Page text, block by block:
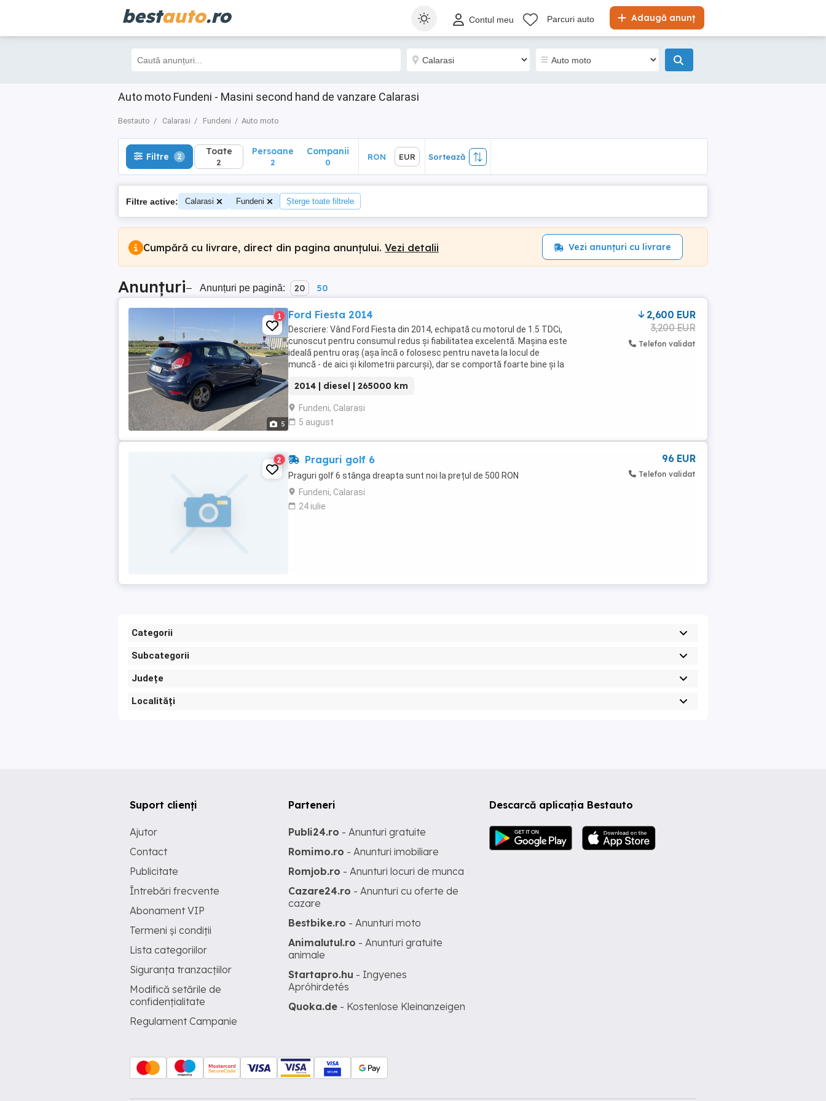
bestauto.ro Adaugă anunț
Contul meu Parcuri auto
Auto moto Fundeni - Masini second hand de vanzare Calarasi
Bestauto Calarasi Fundeni Auto moto
Filtre 2 Toate
2
Sortează
Filtre 2 Toate
2
Persoane
2
Companii
0
RON EUR Sortează
Filtre active: Calarasi Fundeni Șterge toate filtrele
Cumpără cu livrare, direct din pagina anunțului. Vezi detalii Vezi anunțuri cu livrare
Anunțuri– Anunțuri pe pagină: 20 50
5
1 Ford Fiesta 2014
Descriere: Vând Ford Fiesta din 2014, echipată cu motorul de 1.5 TDCi,
cunoscut pentru consumul redus și fiabilitatea excelentă. Mașina este
ideală pentru oraș (așa încă o folosesc pentru naveta la locul de
muncă - de aici și kilometrii parcurși), dar se comportă foarte bine și la
2014 | diesel | 265000 km
Fundeni, Calarasi
5 august
2,600 EUR
3,200 EUR
Telefon validat
2 Praguri golf 6
Praguri golf 6 stânga dreapta sunt noi la prețul de 500 RON
Fundeni, Calarasi
24 iulie
96 EUR
Telefon validat
Categorii
Subcategorii
Județe
Localități
Descarcă aplicația Bestauto
Suport clienți
Ajutor
Contact
Publicitate
Întrebări frecvente
Abonament VIP
Termeni și condiții
Lista categoriilor
Siguranța tranzacțiilor
Modifică setările de
confidențialitate
Regulament Campanie
Parteneri
Publi24.ro - Anunturi gratuite
Romimo.ro - Anunturi imobiliare
Romjob.ro - Anunturi locuri de munca
Cazare24.ro - Anunturi cu oferte de
cazare
Bestbike.ro - Anunturi moto
Animalutul.ro - Anunturi gratuite
animale
Startapro.hu - Ingyenes
Apróhirdetés
Quoka.de - Kostenlose Kleinanzeigen